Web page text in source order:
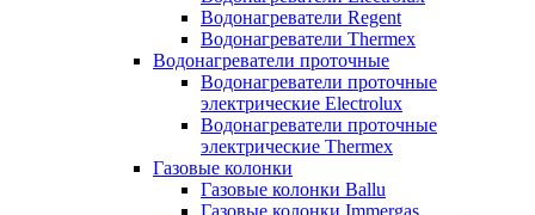
Водонагреватели Regent
Водонагреватели Thermex
Водонагреватели проточные
Водонагреватели проточные
электрические Electrolux
Водонагреватели проточные
электрические Thermex
Газовые колонки
Газовые колонки Ballu